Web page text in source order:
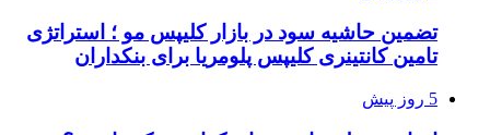
تضمین حاشیه سود در بازار کلیپس مو ؛ استراتژی
تامین کانتینری کلیپس پلومریا برای بنکداران
5 روز پیش